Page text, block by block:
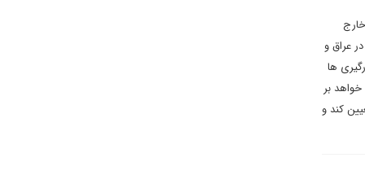
عراق و
ها
بر
کند و